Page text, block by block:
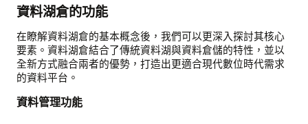
資料湖倉的功能
在瞭解資料湖倉的基本概念後，我們可以更深入探討其核心
要素。資料湖倉結合了傳統資料湖與資料倉儲的特性，並以
全新方式融合兩者的優勢，打造出更適合現代數位時代需求
的資料平台。
資料管理功能